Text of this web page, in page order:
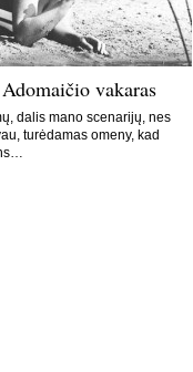
vakaras
dalis mano scenarijų, nes
turėdamas omeny, kad